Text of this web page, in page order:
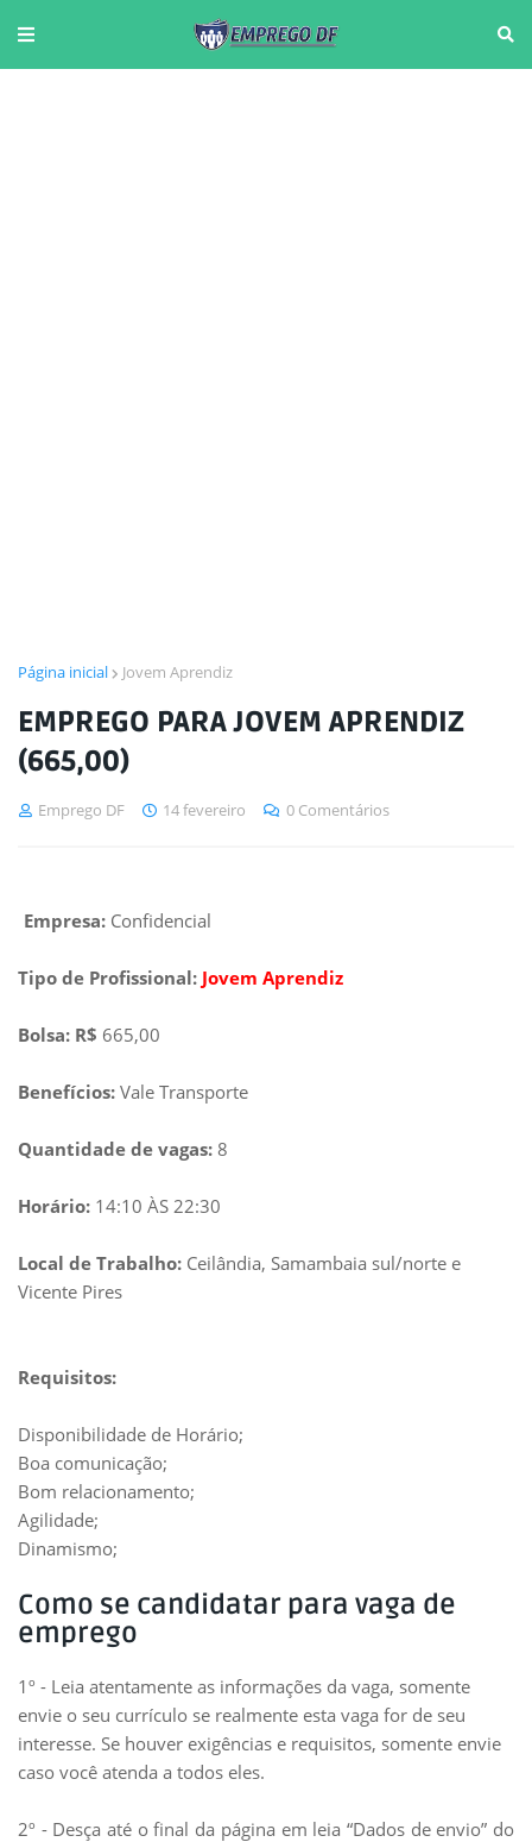
Página inicial Jovem Aprendiz
EMPREGO PARA JOVEM APRENDIZ
(665,00)
Emprego DF 14 fevereiro 0 Comentários
Empresa: Confidencial
Tipo de Profissional: Jovem Aprendiz
Bolsa: R$ 665,00
Benefícios: Vale Transporte
Quantidade de vagas: 8
Horário: 14:10 ÀS 22:30
Local de Trabalho: Ceilândia, Samambaia sul/norte e
Vicente Pires
Requisitos:
Disponibilidade de Horário;
Boa comunicação;
Bom relacionamento;
Agilidade;
Dinamismo;
Como se candidatar para vaga de
emprego
1º - Leia atentamente as informações da vaga, somente
envie o seu currículo se realmente esta vaga for de seu
interesse. Se houver exigências e requisitos, somente envie
caso você atenda a todos eles.
2º - Desça até o final da página em leia “Dados de envio” do